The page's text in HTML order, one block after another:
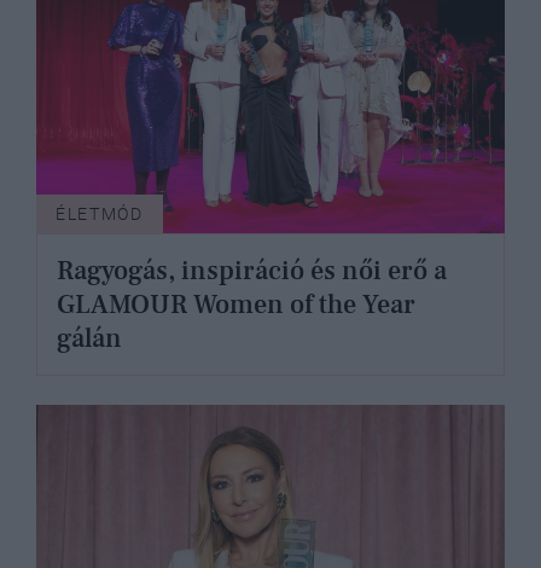
ÉLETMÓD
Ragyogás, inspiráció és női erő a
GLAMOUR Women of the Year
gálán